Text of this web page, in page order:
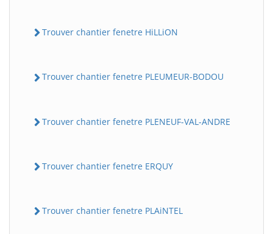
Trouver chantier fenetre HiLLiON
Trouver chantier fenetre PLEUMEUR-BODOU
Trouver chantier fenetre PLENEUF-VAL-ANDRE
Trouver chantier fenetre ERQUY
Trouver chantier fenetre PLAiNTEL